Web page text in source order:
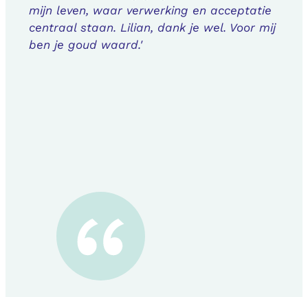
mijn leven, waar verwerking en acceptatie
centraal staan. Lilian, dank je wel. Voor mij
ben je goud waard.'